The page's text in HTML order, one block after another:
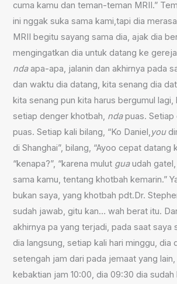
cuma kamu dan teman-teman MRII.”
ini nggak suka sama kami,tapi dia
MRII begitu sayang sama dia, ajak dia
mengingatkan dia untuk datang ke
ndaapa-apa, jalanin dan akhirnya pada
dan waktu dia datang, kita senang dia
kita senang pun kita harus bergumul lagi,
setiap denger khotbah, ndapuas. Setiap
puas. Setiap kali bilang, “Ko Daniel,you
di Shanghai”, bilang, “Ayoo cepat datang
“kenapa?”, “karena mulut guaudah
sama kamu, tentang khotbah kemarin.”
bukan saya, yang khotbah pdt.Dr.
sudah jawab, gitu kan… wah berat itu.
akhirnya pa yang terjadi, pada saat saya
dia langsung, setiap kali hari minggu, dia
setengah jam dari pada jemaat yang
kebaktian jam 10:00, dia 09:30 dia sudah